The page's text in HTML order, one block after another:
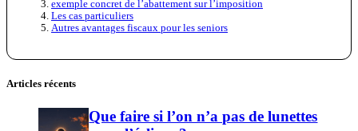
exemple concret de l’abattement sur l’imposition
Les cas particuliers
Autres avantages fiscaux pour les seniors
Articles récents
Que faire si l’on n’a pas de lunettes